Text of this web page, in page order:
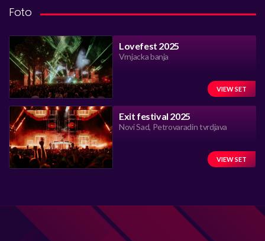
Foto
Lovefest 2025
Vrnjacka banja
VIEW SET
Exit festival 2025
Novi Sad, Petrovaradin tvrdjava
VIEW SET